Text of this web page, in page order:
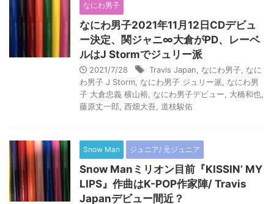
なにわ男子
なにわ男子2021年11月12日CDデビュ
ー決定、関ジャニ∞大倉がPD、レーベ
ルはJ Stormでジュリー派
2021/7/28 Travis Japan なにわ男子 なに
わ男子 J Storm なにわ男子 ジュリー派
なにわ男
子 大倉忠義 横山裕 なにわ男子デビュー 大橋和也
藤原丈一郎 西畑大吾 道枝駿佑
Snow Man ジュニア/ 元ジュニア
Snow Manミリオン目前『KISSIN’ MY
LIPS』作曲はK-POP作家陣/ Travis
Japanデビュー間近？